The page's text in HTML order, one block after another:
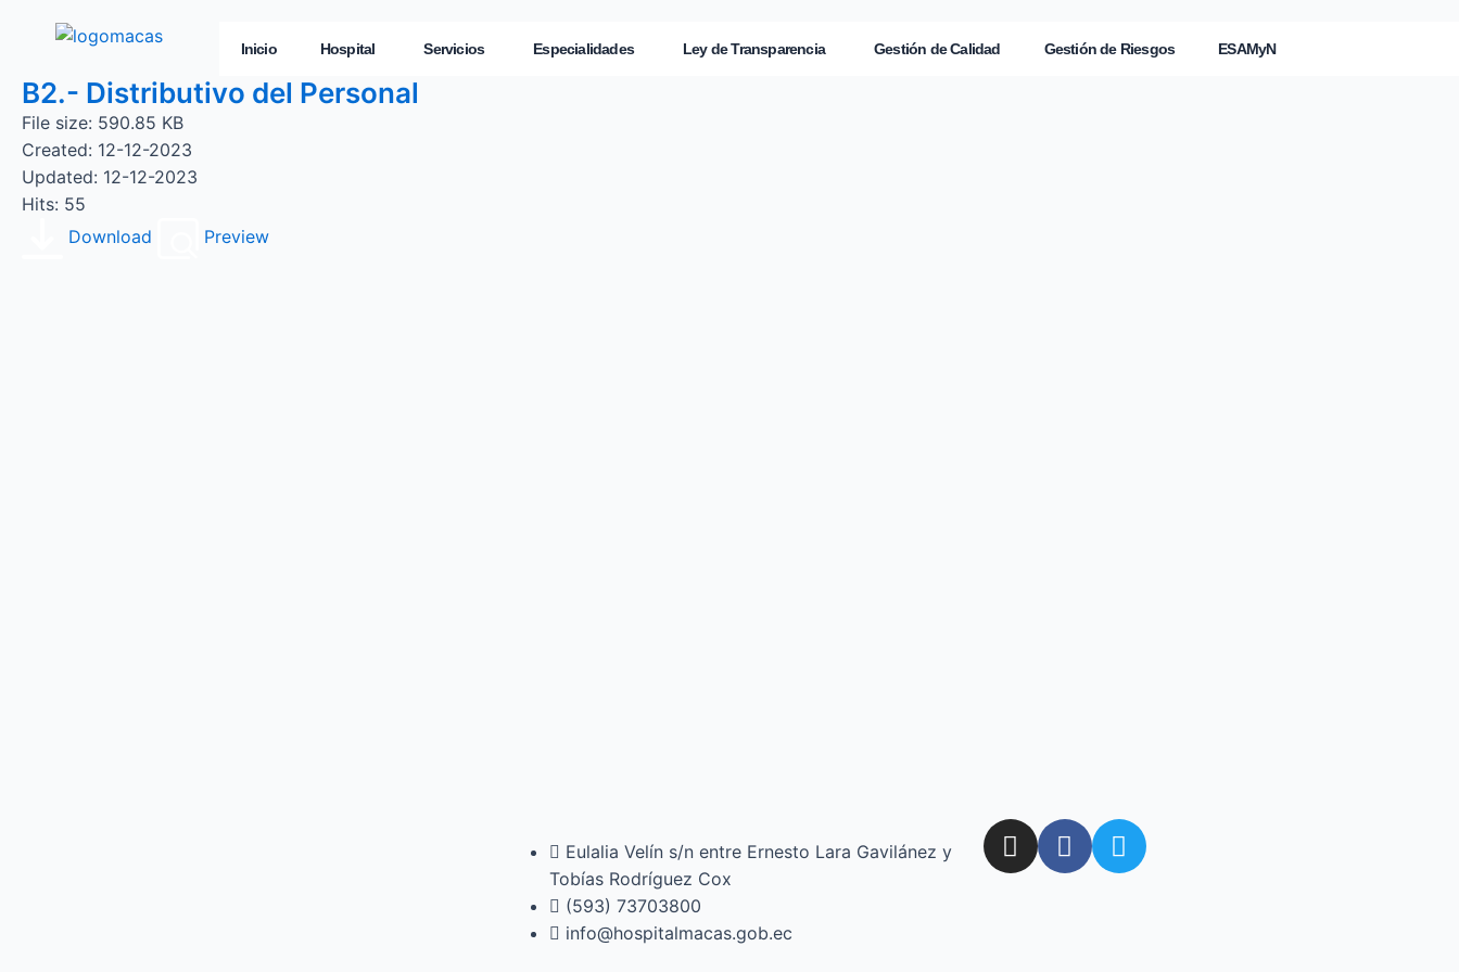
Inicio Hospital Servicios Especialidades Ley de Transparencia Gestión de Calidad Gestión de Riesgos ESAMyN
B2.- Distributivo del Personal
File size: 590.85 KB
Created: 12-12-2023
Updated: 12-12-2023
Hits: 55
Download
Preview
Eulalia Velín s/n entre Ernesto Lara Gavilánez y
Tobías Rodríguez Cox
(593) 73703800​
info@hospitalmacas.gob.ec